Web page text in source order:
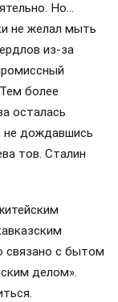
Но…
не желал мыть
из-за
более
осталась
не дождавшись
тов. Сталин
связано с бытом
делом».